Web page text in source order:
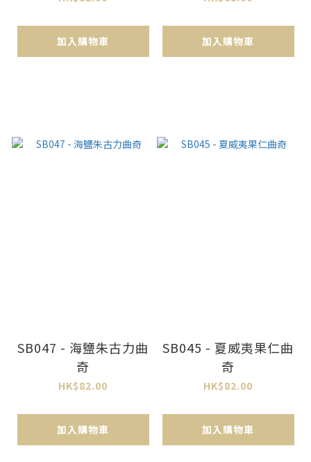
加入購物車 加入購物車
SB047 - 海鹽朱古力曲
奇
HK$82.00
加入購物車
SB045 - 夏威夷果仁曲
奇
HK$82.00
加入購物車